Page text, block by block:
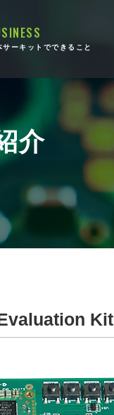
サーキットでできること
介
Kit